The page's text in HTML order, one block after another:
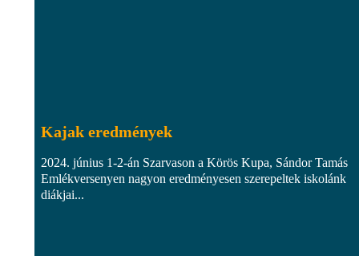
Kajak eredmények
2024. június 1-2-án Szarvason a Körös Kupa, Sándor Tamás
Emlékversenyen nagyon eredményesen szerepeltek iskolánk
diákjai...